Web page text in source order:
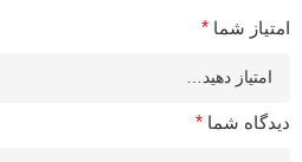
امتیاز شما *
دیدگاه شما *